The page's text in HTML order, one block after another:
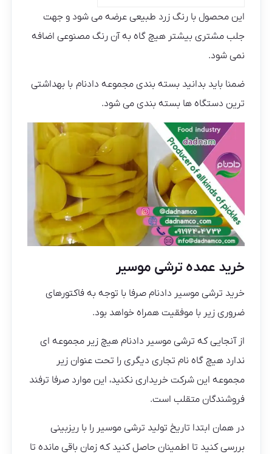
این محصول با رنگ زرد طبیعی عرضه می شود و جهت
جلب مشتری بیشتر هیچ گاه به آن رنگ مصنوعی اضافه
نمی شود.
ضمنا باید بدانید بسته بندی مجموعه دادنام با بهداشتی
ترین دستگاه ها بسته بندی می شود.
خرید عمده ترشی موسیر
خرید ترشی موسیر دادنام صرفا با توجه به فاکتورهای
ضروری زیر با موفقیت همراه خواهد بود.
از آنجایی که ترشی موسیر دادنام هیچ زیر مجموعه ای
ندارد هیچ گاه نام تجاری دیگری را تحت عنوان زیر
مجموعه این شرکت خریداری نکنید، این موارد صرفا ترفند
فروشندگان متقلب است.
در همان ابتدا تاریخ تولید ترشی موسیر را با ریزبینی
بررسی کنید تا اطمینان حاصل کنید که زمان باقی مانده تا